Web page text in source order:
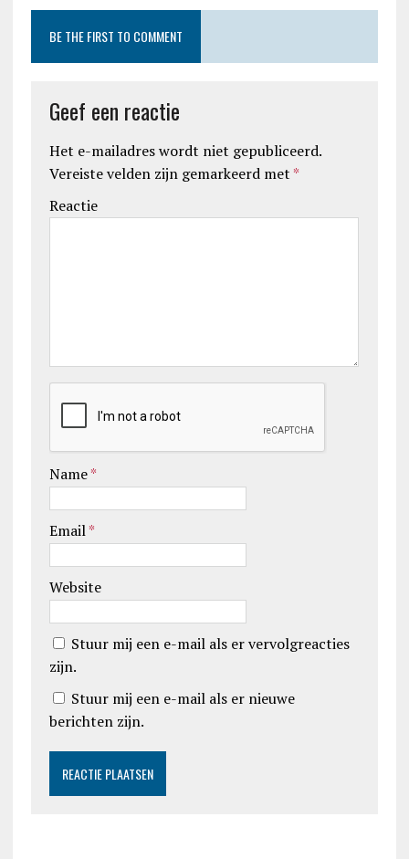
BE THE FIRST TO COMMENT
Geef een reactie
Het e-mailadres wordt niet gepubliceerd.
Vereiste velden zijn gemarkeerd met *
Reactie
Name*
Email*
Website
Stuur mij een e-mail als er vervolgreacties
zijn.
Stuur mij een e-mail als er nieuwe
berichten zijn.